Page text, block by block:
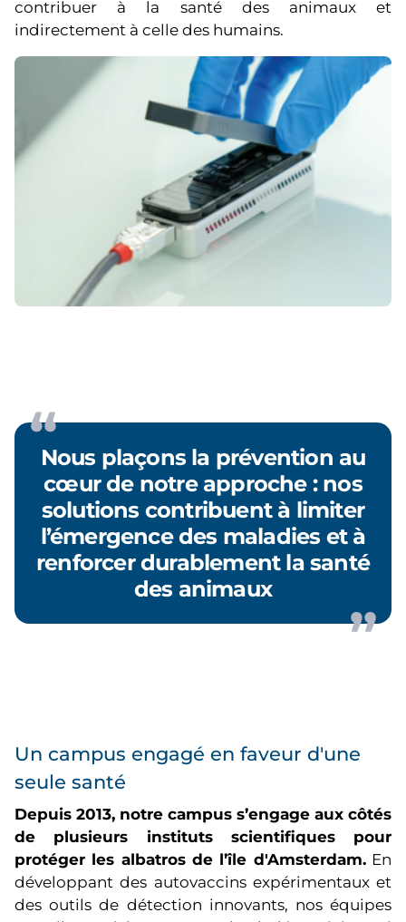
contribuer à la santé des animaux et
indirectement à celle des humains.
Nous plaçons la prévention au
cœur de notre approche : nos
solutions contribuent à limiter
l’émergence des maladies et à
renforcer durablement la santé
des animaux
Un campus engagé en faveur d'une
seule santé
Depuis 2013, notre campus s’engage aux côtés
de plusieurs instituts scientifiques pour
protéger les albatros de l’île d'Amsterdam.En
développant des autovaccins expérimentaux et
des outils de détection innovants, nos équipes